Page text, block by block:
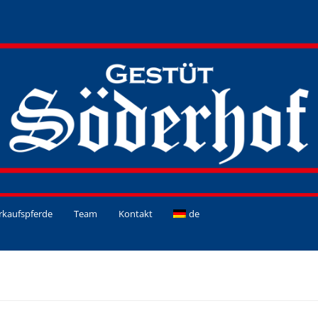
Team Kontakt de